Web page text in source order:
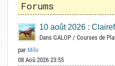
Forums
10 août 2026 :
Dans GALOP / Courses de
par Milo
08 Aoû 2026 23:55